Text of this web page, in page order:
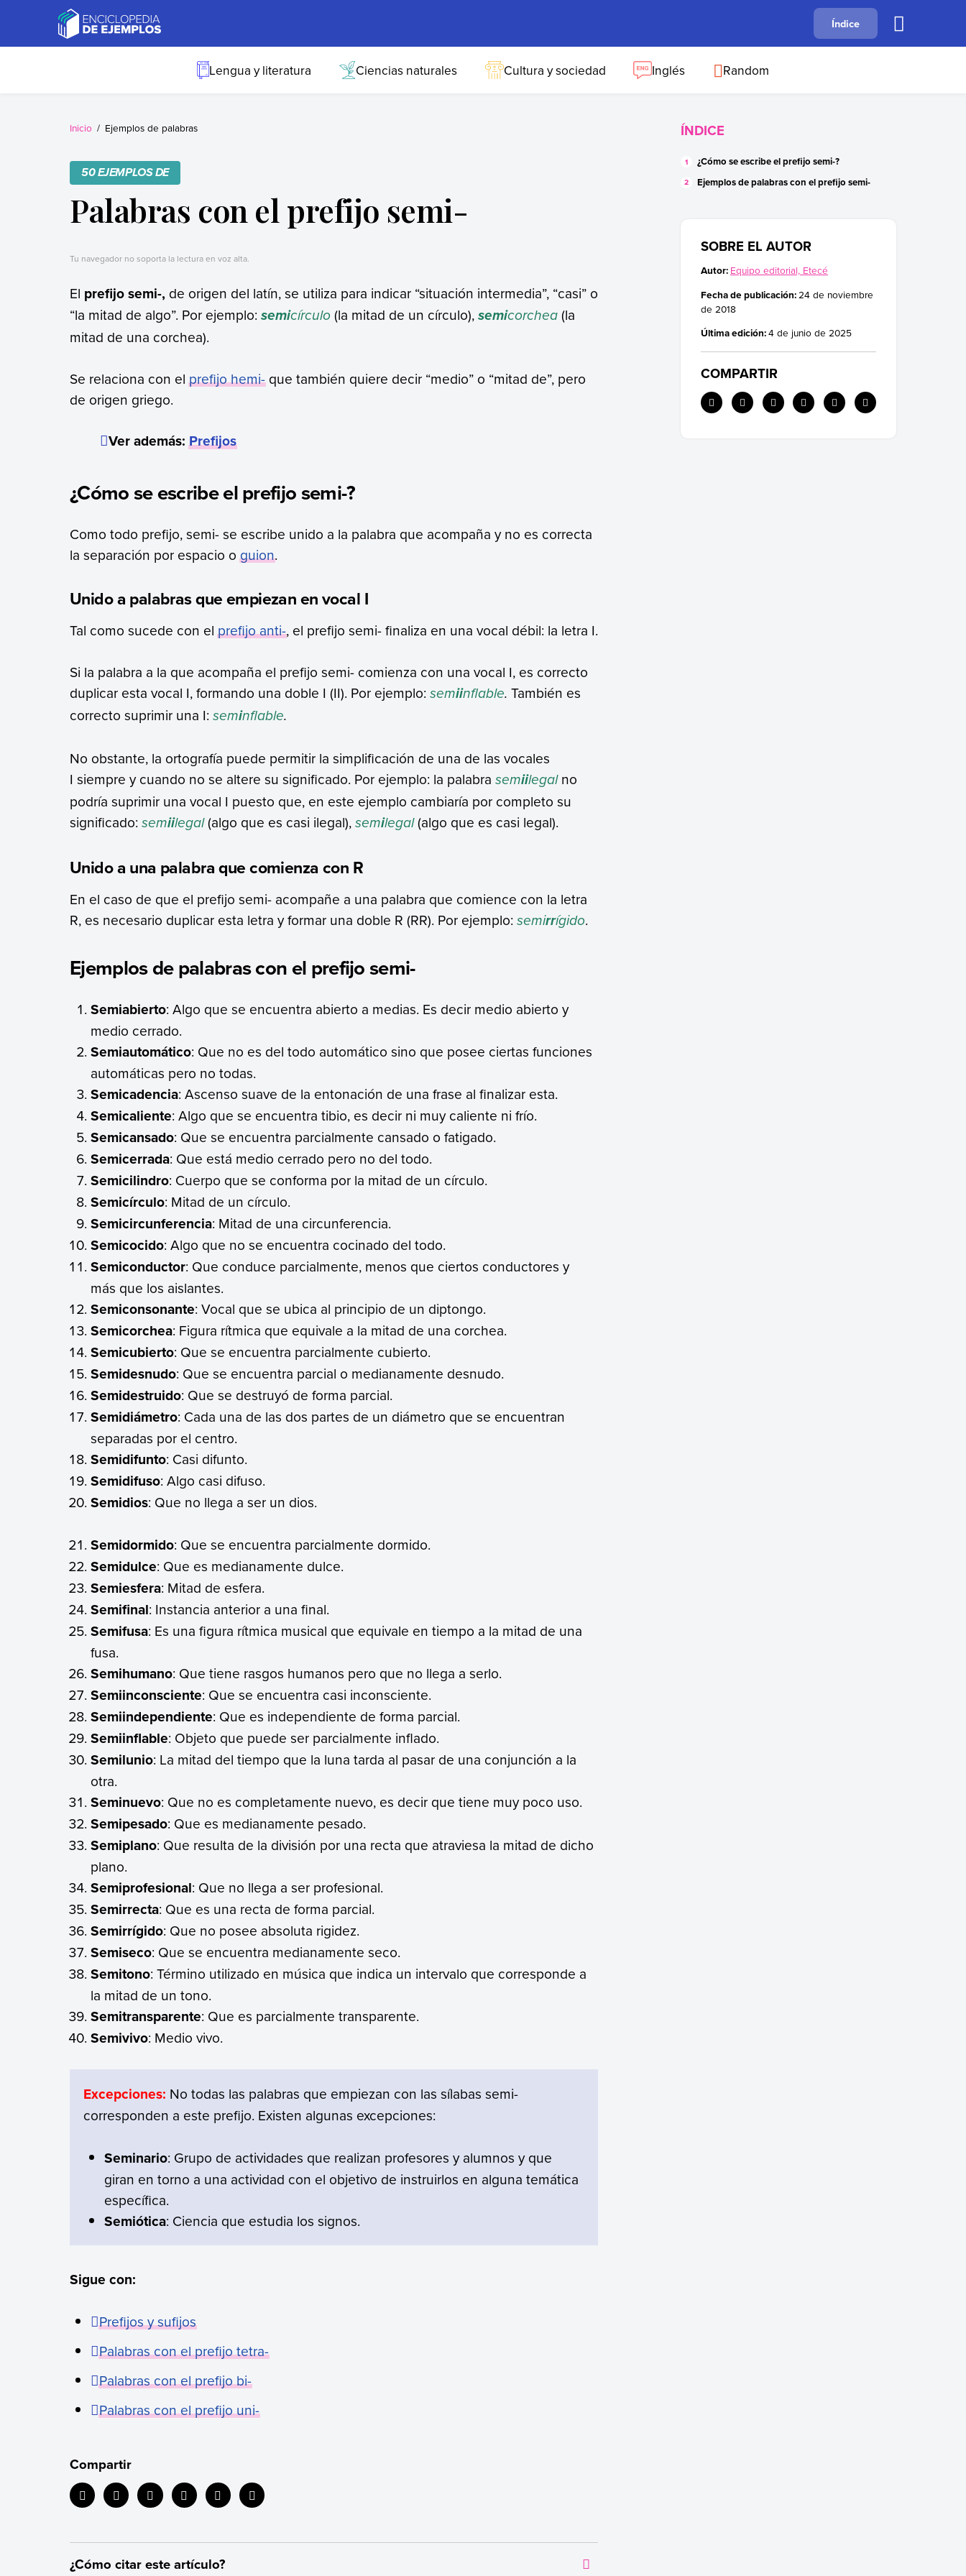
Ejemplos
Necesitas ejemplos.
B C F
Índice
Lengua y literatura Ciencias naturales Cultura y sociedad Inglés Random
Inicio Ejemplos de palabras
50 EJEMPLOS DE
Palabras con el prefijo semi-
Tu navegador no soporta la lectura en voz alta.
El prefijosemi-, de origen del latín, se utiliza para indicar “situación intermedia”, “casi” o
“la mitad de algo”. Por ejemplo: semicírculo (la mitad de un círculo), semicorchea(la
mitad de una corchea).
Se relaciona con elprefijo hemi-que también quiere decir “medio” o “mitad de”, pero
de origen griego.
Ver además:Prefijos
¿Cómo se escribe el prefijo semi-?
Como todo prefijo, semi- se escribe unido a la palabra que acompaña y no es correcta
la separación por espacio oguion.
Unido a palabras que empiezan en vocal I
Tal como sucede con elprefijo anti-, el prefijo semi- finaliza en una vocal débil: la letra I.
Si la palabra a la que acompaña el prefijo semi- comienza con una vocal I, es correcto
duplicar esta vocal I, formando una doble I (II). Por ejemplo: semiinflable. También es
correcto suprimir una I: seminflable.
No obstante, la ortografía puede permitir la simplificación de una de las vocales
I siempre y cuando no se altere su significado. Por ejemplo: la palabra semiilegal no
podría suprimir una vocal I puesto que, en este ejemplo cambiaría por completo su
significado: semiilegal(algo que es casi ilegal),semilegal(algo que es casi legal).
Unido a una palabra que comienza con R
En el caso de que el prefijo semi- acompañe a una palabra que comience con la letra
R, es necesario duplicar esta letra y formar una doble R (RR). Por ejemplo: semirrígido.
Ejemplos de palabras con el prefijo semi-
Semiabierto: Algo que se encuentra abierto a medias. Es decir medio abierto y
medio cerrado.
Semiautomático: Que no es del todo automático sino que posee ciertas funciones
automáticas pero no todas.
Semicadencia: Ascenso suave de la entonación de una frase al finalizar esta.
Semicaliente: Algo que se encuentra tibio, es decir ni muy caliente ni frío.
Semicansado: Que se encuentra parcialmente cansado o fatigado.
Semicerrada: Que está medio cerrado pero no del todo.
Semicilindro: Cuerpo que se conforma por la mitad de un círculo.
Semicírculo: Mitad de un círculo.
Semicircunferencia: Mitad de una circunferencia.
Semicocido: Algo que no se encuentra cocinado del todo.
Semiconductor: Que conduce parcialmente, menos que ciertos conductores y
más que los aislantes.
Semiconsonante: Vocal que se ubica al principio de un diptongo.
Semicorchea: Figura rítmica que equivale a la mitad de una corchea.
Semicubierto: Que se encuentra parcialmente cubierto.
Semidesnudo: Que se encuentra parcial o medianamente desnudo.
Semidestruido: Que se destruyó de forma parcial.
Semidiámetro: Cada una de las dos partes de un diámetro que se encuentran
separadas por el centro.
Semidifunto: Casi difunto.
Semidifuso: Algo casi difuso.
Semidios: Que no llega a ser un dios.
Semidormido: Que se encuentra parcialmente dormido.
Semidulce: Que es medianamente dulce.
Semiesfera: Mitad de esfera.
Semifinal: Instancia anterior a una final.
Semifusa: Es una figura rítmica musical que equivale en tiempo a la mitad de una
fusa.
Semihumano: Que tiene rasgos humanos pero que no llega a serlo.
Semiinconsciente: Que se encuentra casi inconsciente.
Semiindependiente: Que es independiente de forma parcial.
Semiinflable: Objeto que puede ser parcialmente inflado.
Semilunio: La mitad del tiempo que la luna tarda al pasar de una conjunción a la
otra.
Seminuevo: Que no es completamente nuevo, es decir que tiene muy poco uso.
Semipesado: Que es medianamente pesado.
Semiplano: Que resulta de la división por una recta que atraviesa la mitad de dicho
plano.
Semiprofesional: Que no llega a ser profesional.
Semirrecta: Que es una recta de forma parcial.
Semirrígido: Que no posee absoluta rigidez.
Semiseco: Que se encuentra medianamente seco.
Semitono: Término utilizado en música que indica un intervalo que corresponde a
la mitad de un tono.
Semitransparente: Que es parcialmente transparente.
Semivivo: Medio vivo.
Excepciones: No todas las palabras que empiezan con las sílabas semi-
corresponden a este prefijo. Existen algunas excepciones:
Seminario: Grupo de actividades que realizan profesores y alumnos y que
giran en torno a una actividad con el objetivo de instruirlos en alguna temática
específica.
Semiótica: Ciencia que estudia los signos.
Sigue con:
Prefijos y sufijos
Palabras con el prefijo tetra-
Palabras con el prefijo bi-
Palabras con el prefijo uni-
Compartir
¿Cómo citar este artículo?
ÍNDICE
¿Cómo se escribe el prefijo semi-?
Ejemplos de palabras con el prefijo semi-
SOBRE EL AUTOR
Autor: Equipo editorial, Etecé
Fecha de publicación: 24 de noviembre
de 2018
Última edición:4 de junio de 2025
COMPARTIR